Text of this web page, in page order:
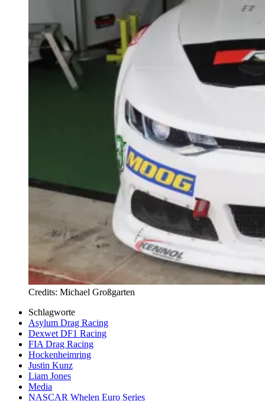
Credits: Michael Großgarten
Schlagworte
Asylum Drag Racing
Dexwet DF1 Racing
FIA Drag Racing
Hockenheimring
Justin Kunz
Liam Jones
Media
NASCAR Whelen Euro Series